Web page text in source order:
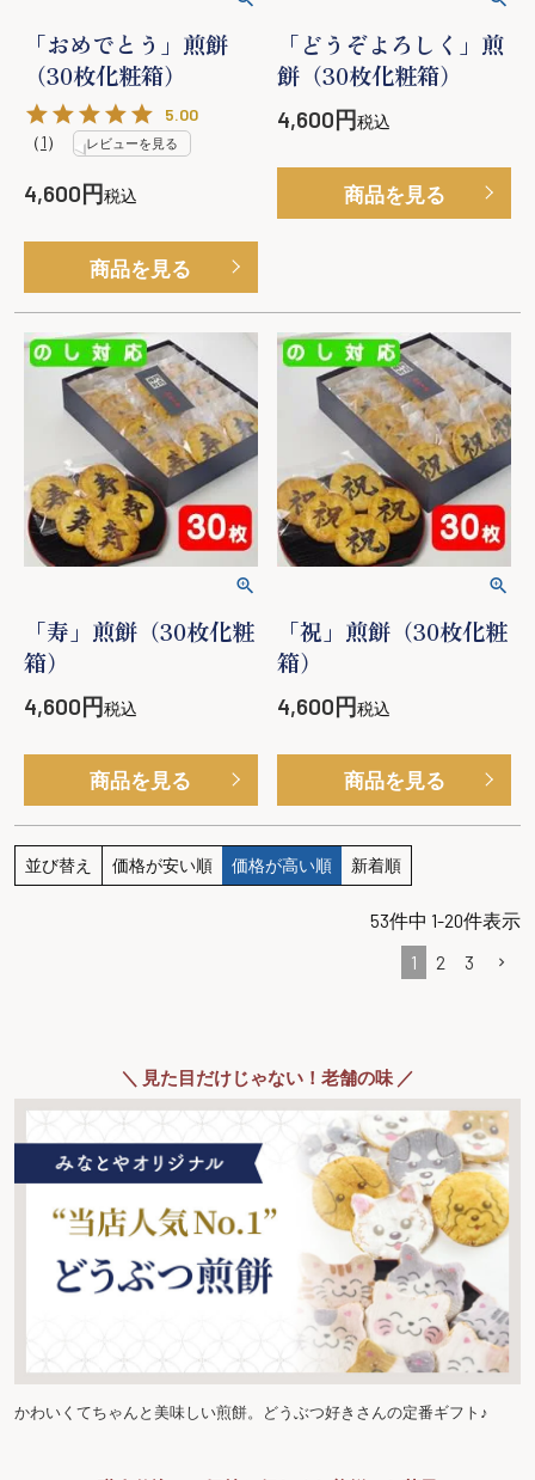
「おめでとう」煎餅
（30枚化粧箱）
5.00
（1） レビューを見る
4,600 税込
商品を見る
「どうぞよろしく」煎
餅（30枚化粧箱）
4,600 税込
商品を見る
「寿」煎餅（30枚化粧
箱）
4,600 税込
商品を見る
「祝」煎餅（30枚化粧
箱）
4,600 税込
商品を見る
並び替え 価格が安い順 価格が高い順 新着順
53件中 1-20件表示
1
2 3
＼ 見た目だけじゃない！老舗の味 ／
かわいくてちゃんと美味しい煎餅。どうぶつ好きさんの定番ギフト♪